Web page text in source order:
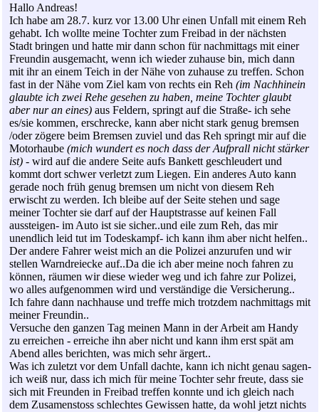
Hallo Andreas!
Ich habe am 28.7. kurz vor 13.00 Uhr einen Unfall mit einem Reh
gehabt. Ich wollte meine Tochter zum Freibad in der nächsten
Stadt bringen und hatte mir dann schon für nachmittags mit einer
Freundin ausgemacht, wenn ich wieder zuhause bin, mich dann
mit ihr an einem Teich in der Nähe von zuhause zu treffen. Schon
fast in der Nähe vom Ziel kam von rechts ein Reh (im Nachhinein
glaubte ich zwei Rehe gesehen zu haben, meine Tochter glaubt
aber nur an eines) aus Feldern, springt auf die Straße- ich sehe
es/sie kommen, erschrecke, kann aber nicht stark genug bremsen
/oder zögere beim Bremsen zuviel und das Reh springt mir auf die
Motorhaube (mich wundert es noch dass der Aufprall nicht stärker
ist) - wird auf die andere Seite aufs Bankett geschleudert und
kommt dort schwer verletzt zum Liegen. Ein anderes Auto kann
gerade noch früh genug bremsen um nicht von diesem Reh
erwischt zu werden. Ich bleibe auf der Seite stehen und sage
meiner Tochter sie darf auf der Hauptstrasse auf keinen Fall
aussteigen- im Auto ist sie sicher..und eile zum Reh, das mir
unendlich leid tut im Todeskampf- ich kann ihm aber nicht helfen..
Der andere Fahrer weist mich an die Polizei anzurufen und wir
stellen Warndreiecke auf..Da die ich aber meine noch fahren zu
können, räumen wir diese wieder weg und ich fahre zur Polizei,
wo alles aufgenommen wird und verständige die Versicherung..
Ich fahre dann nachhause und treffe mich trotzdem nachmittags mit
meiner Freundin..
Versuche den ganzen Tag meinen Mann in der Arbeit am Handy
zu erreichen - erreiche ihn aber nicht und kann ihm erst spät am
Abend alles berichten, was mich sehr ärgert..
Was ich zuletzt vor dem Unfall dachte, kann ich nicht genau sagen-
ich weiß nur, dass ich mich für meine Tochter sehr freute, dass sie
sich mit Freunden in Freibad treffen konnte und ich gleich nach
dem Zusamenstoss schlechtes Gewissen hatte, da wohl jetzt nichts